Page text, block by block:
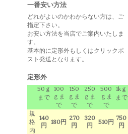
一番安い方法
どれがよいのかわからない方は、ご
指定下さい。
お安い方法を当店でご案内いたしま
す。
基本的に定形外もしくはクリックポ
スト発送となります。
定形外
50ｇ
まで
100
ｇま
で
150
ｇま
で
250
ｇま
で
500
ｇま
で
1kｇ
まで
規
格
内
140
円 180円
270
円
320
円
510円
750
円